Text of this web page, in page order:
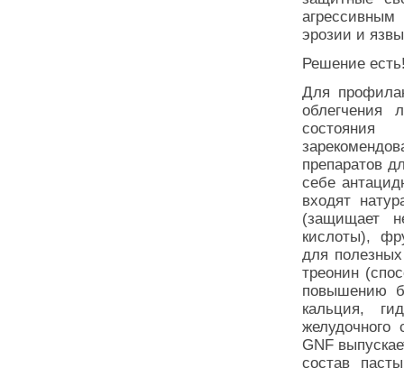
эрозии и
Решение
Для
облегчения
препаратов
себе
входят
(защищает
кислоты),
для
треонин
повышению
кальция,
GNF
состав